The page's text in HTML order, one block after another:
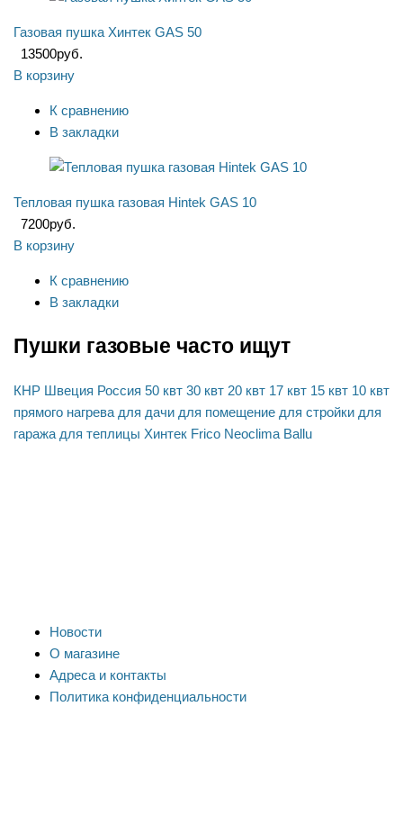
Газовая пушка Хинтек GAS 50
13500руб.
В корзину
К сравнению
В закладки
Тепловая пушка газовая Hintek GAS 10
7200руб.
В корзину
К сравнению
В закладки
Пушки газовые часто ищут
КНР Швеция Россия 50 квт 30 квт 20 квт 17 квт 15 квт 10 квт
прямого нагрева для дачи для помещение для стройки для
гаража для теплицы Хинтек Frico Neoclima Ballu
Новости
О магазине
Адреса и контакты
Политика конфиденциальности